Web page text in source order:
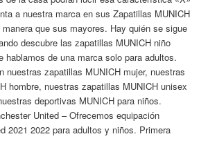
a nuestra marca en sus Zapatillas MUNICH
que sus mayores. Hay quién se sigue
descubre las zapatillas MUNICH niño
hablamos de una marca solo para adultos.
nuestras zapatillas MUNICH mujer, nuestras
hombre, nuestras zapatillas MUNICH unisex
deportivas MUNICH para niños.
United – Ofrecemos equipación
2021 2022 para adultos y niños. Primera